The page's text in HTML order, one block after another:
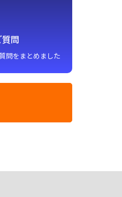
問
問をまとめました